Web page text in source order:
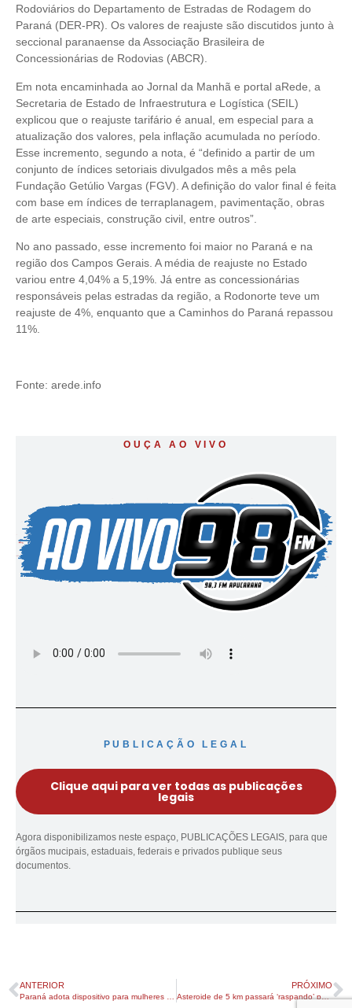
Rodoviários do Departamento de Estradas de Rodagem do
Paraná (DER-PR). Os valores de reajuste são discutidos junto à
seccional paranaense da Associação Brasileira de
Concessionárias de Rodovias (ABCR).
Em nota encaminhada ao Jornal da Manhã e portal aRede, a
Secretaria de Estado de Infraestrutura e Logística (SEIL)
explicou que o reajuste tarifário é anual, em especial para a
atualização dos valores, pela inflação acumulada no período.
Esse incremento, segundo a nota, é “definido a partir de um
conjunto de índices setoriais divulgados mês a mês pela
Fundação Getúlio Vargas (FGV). A definição do valor final é feita
com base em índices de terraplanagem, pavimentação, obras
de arte especiais, construção civil, entre outros”.
No ano passado, esse incremento foi maior no Paraná e na
região dos Campos Gerais. A média de reajuste no Estado
variou entre 4,04% a 5,19%. Já entre as concessionárias
responsáveis pelas estradas da região, a Rodonorte teve um
reajuste de 4%, enquanto que a Caminhos do Paraná repassou
11%.
Fonte: arede.info
OUÇA AO VIVO
PUBLICAÇÃO LEGAL
Clique aqui para ver todas as publicações
legais
Agora disponibilizamos neste espaço, PUBLICAÇÕES LEGAIS, para que
órgãos mucipais, estaduais, federais e privados publique seus
documentos.
ANTERIOR PRÓXIMO
Asteroide de 5 km passará ‘raspando’ pela Terra em dezembro